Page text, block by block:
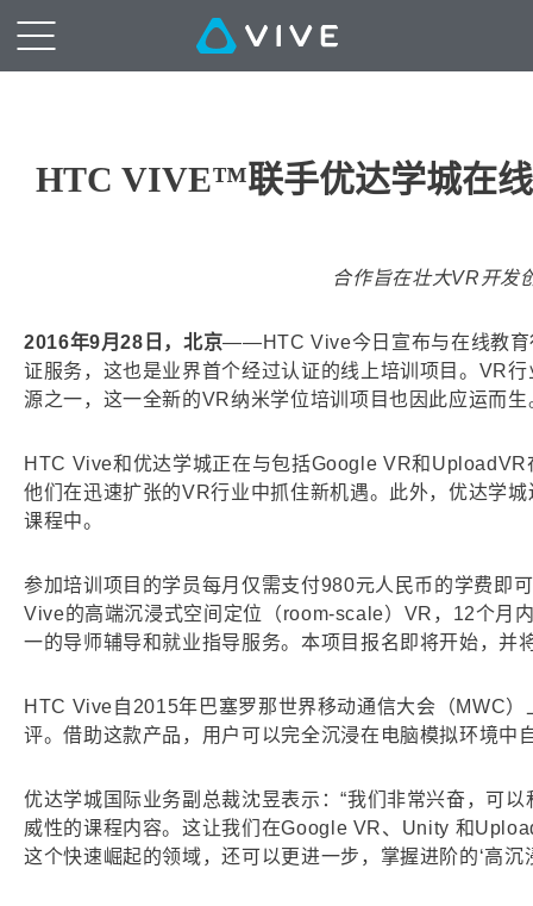
HTC VIVE™联手优达学城在
合作旨在壮大VR开发
2016年9月28日，北京——HTC Vive今日宣布与在线教育
证服务，这也是业界首个经过认证的线上培训项目。VR
源之一，这一全新的VR纳米学位培训项目也因此应运而生
HTC Vive和优达学城正在与包括Google VR和
他们在迅速扩张的VR行业中抓住新机遇。此外，优达学
课程中。
参加培训项目的学员每月仅需支付980元人民币的学费即
Vive的高端沉浸式空间定位（room-scale）VR，12个月
一的导师辅导和就业指导服务。本项目报名即将开始，并
HTC Vive自2015年巴塞罗那世界移动通信大会（MWC
评。借助这款产品，用户可以完全沉浸在电脑模拟环境
优达学城国际业务副总裁沈昱表示：“我们非常兴奋，可
威性的课程内容。这让我们在Google VR、Unity 和
这个快速崛起的领域，还可以更进一步，掌握进阶的‘高沉